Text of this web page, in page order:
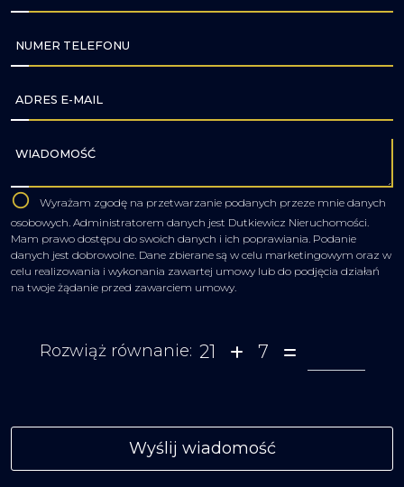
NUMER TELEFONU
ADRES E-MAIL
WIADOMOŚĆ
Wyrażam zgodę na przetwarzanie podanych przeze mnie danych
osobowych. Administratorem danych jest Dutkiewicz Nieruchomości.
Mam prawo dostępu do swoich danych i ich poprawiania. Podanie
danych jest dobrowolne. Dane zbierane są w celu marketingowym oraz w
celu realizowania i wykonania zawartej umowy lub do podjęcia działań
na twoje żądanie przed zawarciem umowy.
Rozwiąż równanie: 21 7